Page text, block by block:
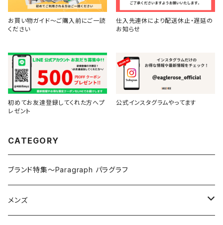
お買い物ガイド～ご購入前にご一読
ください
仕入先連休により配送休止・遅延の
お知らせ
初めてお友達登録してくれた方へプ
レゼント
公式インスタグラムやってます
CATEGORY
ブランド特集～Paragraph パラグラフ
メンズ